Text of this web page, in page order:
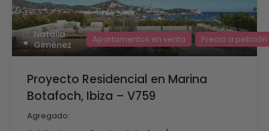
Natalia
Giménez
Apartamentos en venta Precio a petición
Proyecto Residencial en Marina
Botafoch, Ibiza – V759
Agregado: